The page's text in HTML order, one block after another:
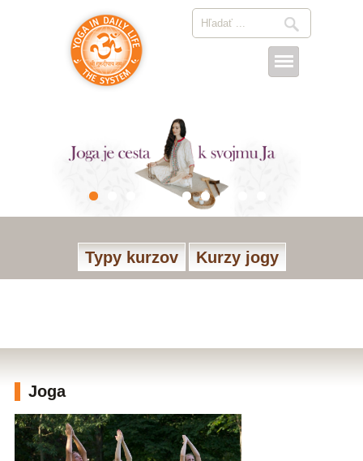
Typy kurzov Kurzy jogy
Joga